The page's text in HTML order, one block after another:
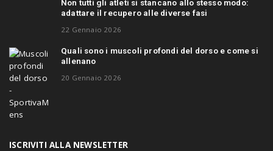
Non tutti gli atleti si stancano allo stesso modo:
adattare il recupero alle diverse fasi
22 Gennaio 2026
Quali sono i muscoli profondi del dorso e come si
allenano
20 Gennaio 2026
ISCRIVITI ALLA NEWSLETTER